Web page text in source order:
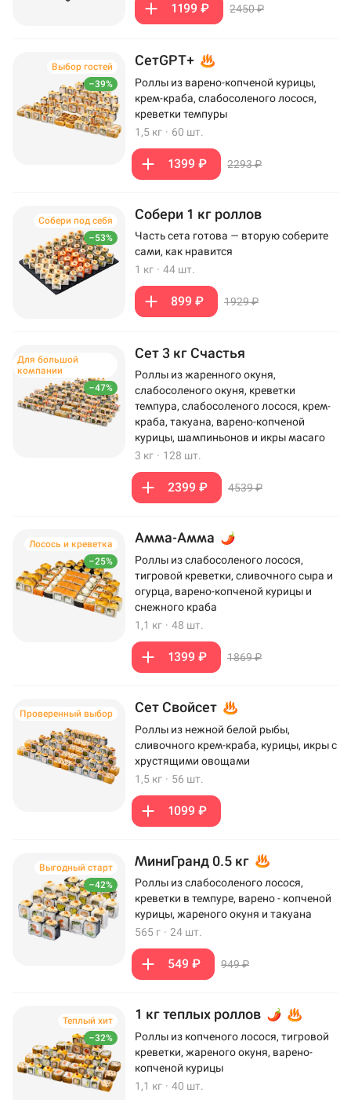
1199 ₽ 2450 ₽
–39%
Выбор гостей СетGPT+
Роллы из варено-копченой курицы,
крем-краба, слабосоленого лосося,
креветки темпуры
1,5 кг · 60 шт.
1399 ₽ 2293 ₽
–53%
Собери под себя Собери 1 кг роллов
Часть сета готова — вторую соберите
сами, как нравится
1 кг · 44 шт.
899 ₽ 1929 ₽
–47%
Для большой
компании
Сет 3 кг Счастья
Роллы из жаренного окуня,
слабосоленого окуня, креветки
темпура, слабосоленого лосося, крем-
краба, такуана, варено-копченой
курицы, шампиньонов и икры масаго
3 кг · 128 шт.
2399 ₽ 4539 ₽
–25%
Лосось и креветка Амма-Амма
Роллы из слабосоленого лосося,
тигровой креветки, сливочного сыра и
огурца, варено-копченой курицы и
снежного краба
1,1 кг · 48 шт.
1399 ₽ 1869 ₽
Проверенный выбор Сет Свойсет
Роллы из нежной белой рыбы,
сливочного крем-краба, курицы, икры с
хрустящими овощами
1,5 кг · 56 шт.
1099 ₽
–42%
Выгодный старт МиниГранд 0.5 кг
Роллы из слабосоленого лосося,
креветки в темпуре, варено - копченой
курицы, жареного окуня и такуана
565 г · 24 шт.
549 ₽ 949 ₽
–32%
Теплый хит 1 кг теплых роллов
Роллы из копченого лосося, тигровой
креветки, жареного окуня, варено-
копченой курицы
1,1 кг · 40 шт.